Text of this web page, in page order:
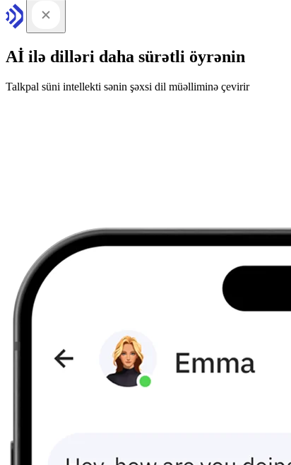
Aİ ilə dilləri daha sürətli öyrənin
Talkpal süni intellekti sənin şəxsi dil müəlliminə çevirir